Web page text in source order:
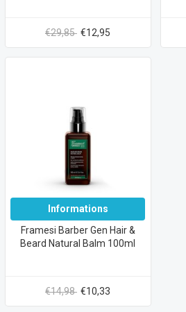
€29,85 €12,95
Informations
Framesi Barber Gen Hair &
Beard Natural Balm 100ml
€14,98 €10,33